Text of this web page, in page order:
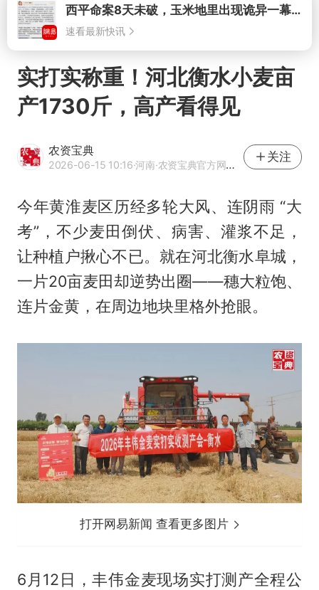
实打实称重！河北衡水小麦亩
产1730斤，高产看得见
农资宝典
2026-06-15 10:16·河南·农资宝典官方网易号
关注
今年黄淮麦区历经多轮大风、连阴雨 “大
考”，不少麦田倒伏、病害、灌浆不足，
让种植户揪心不已。就在河北衡水阜城，
一片20亩麦田却逆势出圈——穗大粒饱、
连片金黄，在周边地块里格外抢眼。
打开网易新闻 查看更多图片
6月12日，丰伟金麦现场实打测产全程公